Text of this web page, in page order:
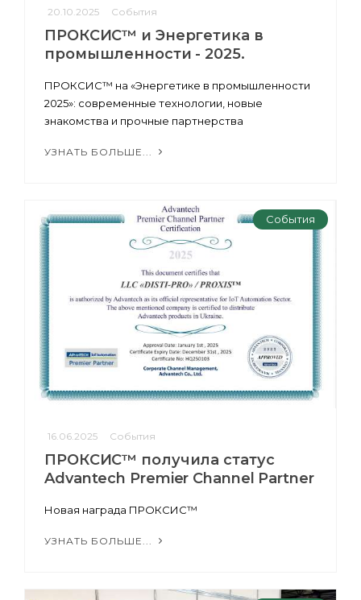
20.10.2025 События
ПРОКСИС™ и Энергетика в
промышленности - 2025.
ПРОКСИС™ на «Энергетике в промышленности
2025»: современные технологии, новые
знакомства и прочные партнерства
УЗНАТЬ БОЛЬШЕ...
События
16.06.2025 События
ПРОКСИС™ получила статус
Advantech Premier Channel Partner
Новая награда ПРОКСИС™
УЗНАТЬ БОЛЬШЕ...